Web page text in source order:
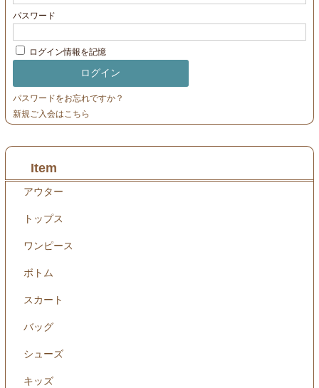
パスワード
ログイン情報を記憶
パスワードをお忘れですか？
新規ご入会はこちら
Item
アウター
トップス
ワンピース
ボトム
スカート
バッグ
シューズ
キッズ